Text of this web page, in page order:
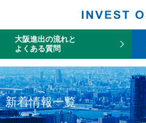
大阪進出の流れと
よくある質問
新着情報一覧